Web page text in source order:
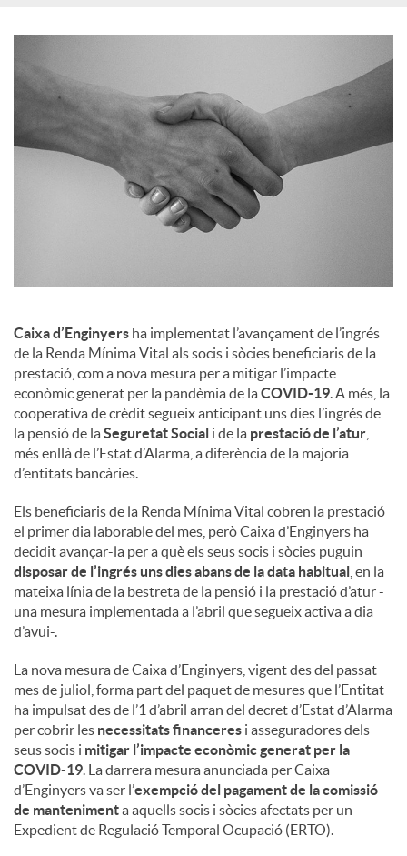
i
a
l
Caixa d’Enginyers ha implementat l’avançament de l’ingrés
de la Renda Mínima Vital als socis i sòcies beneficiaris de la
prestació, com a nova mesura per a mitigar l’impacte
econòmic generat per la pandèmia de laCOVID-19. A més, la
cooperativa de crèdit segueix anticipant uns dies l’ingrés de
la pensió de laSeguretat Social i de la prestació de l’atur
més enllà de l’Estat d’Alarma, a diferència de la majoria
d’entitats bancàries.
Els beneficiaris de la Renda Mínima Vital cobren la prestació
el primer dia laborable del mes, però Caixa d’Enginyers ha
decidit avançar-la per a què els seus socis i sòcies puguin
disposar de l’ingrés uns dies abans de la data habitual , en la
mateixa línia de la bestreta de la pensió i la prestació d’atur -
una mesura implementada a l’abril que segueix activa a dia
d’avui-.
La nova mesura de Caixa d’Enginyers, vigent des del passat
mes de juliol, forma part del paquet de mesures que l’Entitat
ha impulsat des de l’1 d’abril arran del decret d’Estat d’Alarma
per cobrir les necessitats financeres i asseguradores dels
seus socis i mitigar l’impacte econòmic generat per la
COVID-19. La darrera mesura anunciada per Caixa
d’Enginyers va ser l’exempció del pagament de la comissió
de mantenimenta aquells socis i sòcies afectats per un
Expedient de Regulació Temporal Ocupació (ERTO).